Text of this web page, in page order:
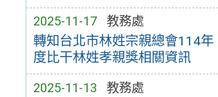
2025-11-17 教務處
轉知台北市林姓宗親總會114年
度比干林姓孝親獎相關資訊
2025-11-13 教務處